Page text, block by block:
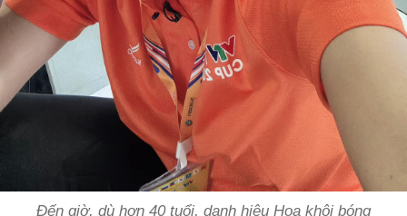
Đến giờ, dù hơn 40 tuổi, danh hiệu Hoa khôi bóng